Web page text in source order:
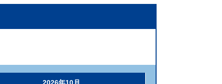
2026年10月